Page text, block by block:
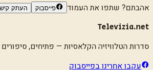
פרטים נוספים: יצר גם את 'דרך אל השמיים'. הלך לעולמו ב-1991, שנה אחריאהבתם? שתפו את העמוד פייסבוק העתק
Televizia.net
סדרות הטלוויזיה הקלאסיות— פתיחים, סיפורים
עקבו אחרינו בפייסבוק